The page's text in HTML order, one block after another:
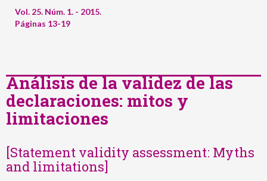
n
a
t
i
n
Vol. 25. Núm. 1. - 2015.
Páginas 13-19
Análisis de la validez de las
declaraciones: mitos y
limitaciones
[Statement validity assessment: Myths
and limitations]